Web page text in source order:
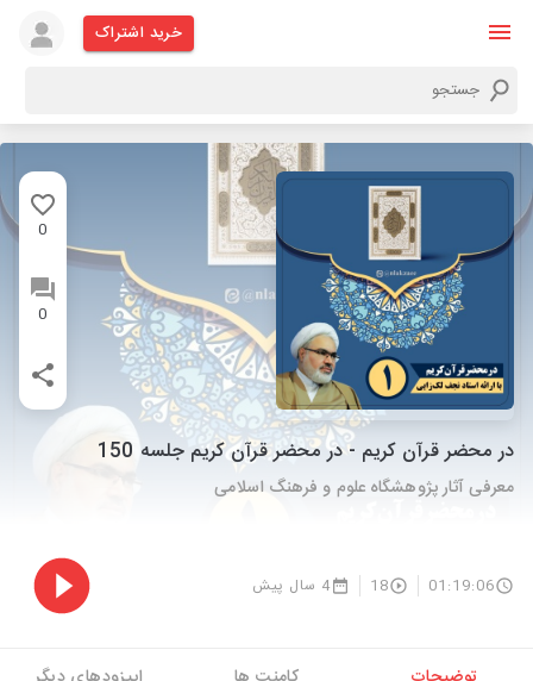
خرید اشتراک
0
0
در محضر قرآن کریم - در محضر قرآن کریم جلسه 150
معرفی آثار پژوهشگاه علوم و فرهنگ اسلامی
01:19:06
18 4 سال پیش